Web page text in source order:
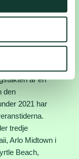
of our site with
you’ve
from your use
antalet
kvartalet
med 73
Därutöver
är en
den
2021 har
tredje
Arlo Midtown i
Beach,